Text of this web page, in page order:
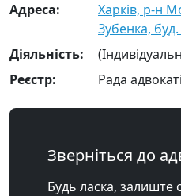
Адреса:
Харків, р-н
Зубенка,
Діяльність:
Реєстр:
Рада
Зверніться до
Будь ласка, залиште